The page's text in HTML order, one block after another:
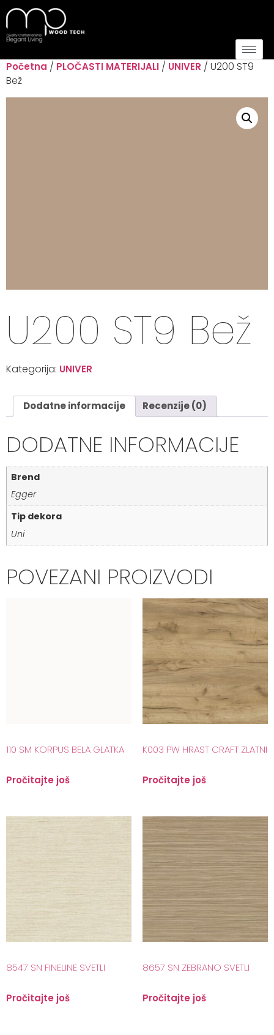
Početna / PLOČASTI MATERIJALI / UNIVER / U200 ST9
Bež
U200 ST9 Bež
Kategorija: UNIVER
Dodatne informacije Recenzije (0)
DODATNE INFORMACIJE
Brend
Egger
Tip dekora
Uni
POVEZANI PROIZVODI
110 SM KORPUS BELA GLATKA
Pročitajte još
K003 PW HRAST CRAFT ZLATNI
Pročitajte još
8547 SN FINELINE SVETLI
Pročitajte još
8657 SN ZEBRANO SVETLI
Pročitajte još